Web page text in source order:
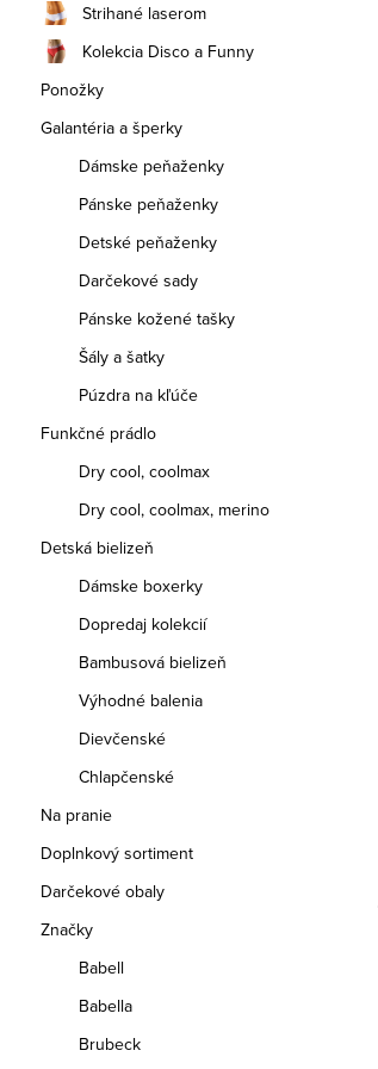
Strihané laserom
Kolekcia Disco a Funny
Ponožky
Galantéria a šperky
Dámske peňaženky
Pánske peňaženky
Detské peňaženky
Darčekové sady
Pánske kožené tašky
Šály a šatky
Púzdra na kľúče
Funkčné prádlo
Dry cool, coolmax
Dry cool, coolmax, merino
Detská bielizeň
Dámske boxerky
Dopredaj kolekcií
Bambusová bielizeň
Výhodné balenia
Dievčenské
Chlapčenské
Na pranie
Doplnkový sortiment
Darčekové obaly
Značky
Babell
Babella
Brubeck